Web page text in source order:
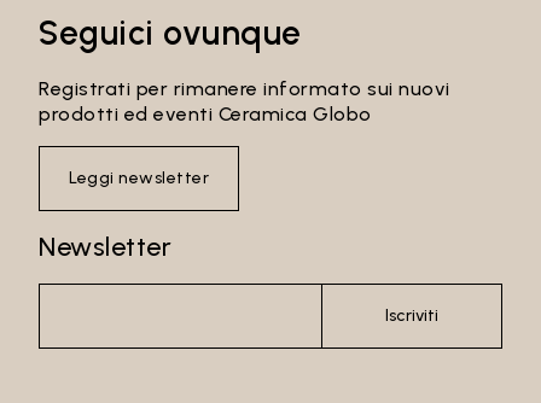
Seguici ovunque
Registrati per rimanere informato sui nuovi
prodotti ed eventi Ceramica Globo
Leggi newsletter
Newsletter
Iscriviti